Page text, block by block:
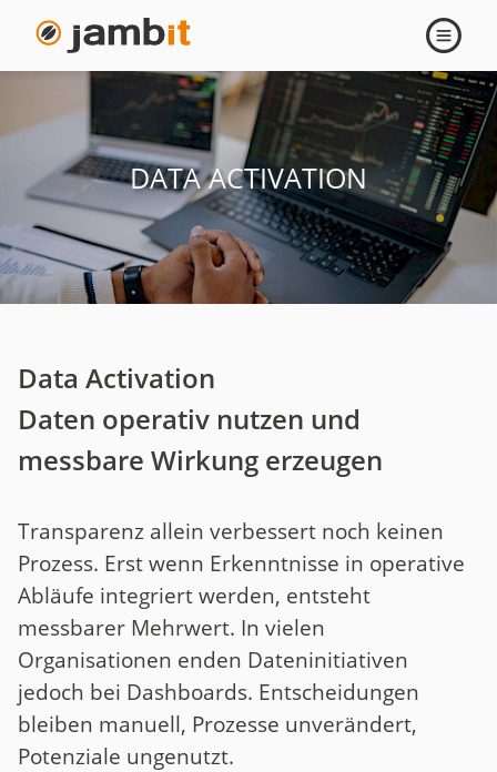
öffnen
DATA ACTIVATION
Data Activation
Daten operativ nutzen und
messbare Wirkung erzeugen
Transparenz allein verbessert noch keinen
Prozess. Erst wenn Erkenntnisse in operative
Abläufe integriert werden, entsteht
messbarer Mehrwert. In vielen
Organisationen enden Dateninitiativen
jedoch bei Dashboards. Entscheidungen
bleiben manuell, Prozesse unverändert,
Potenziale ungenutzt.